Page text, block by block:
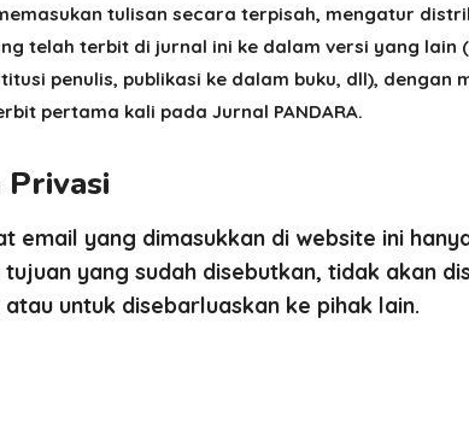
tulisan secara terpisah, mengatur
telah terbit di jurnal ini ke dalam versi yang lain
penulis, publikasi ke dalam buku, dll), dengan
pertama kali pada Jurnal PANDARA.
Privasi
email yang dimasukkan di website ini
yang sudah disebutkan, tidak akan
untuk disebarluaskan ke pihak lain.